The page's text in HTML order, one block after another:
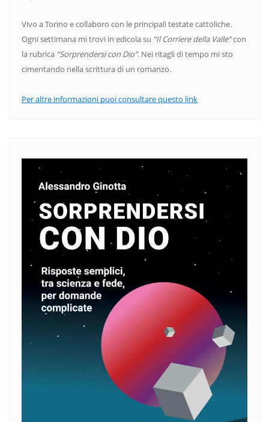
Vivo a Torino e collaboro con le principali testate cattoliche.
Ogni settimana mi trovi in edicola su “Il Corriere della Valle”con
la rubrica “Sorprendersi con Dio”. Nei ritagli di tempo mi sto
cimentando nella scrittura di un romanzo.
Per altre informazioni puoi consultare questo link